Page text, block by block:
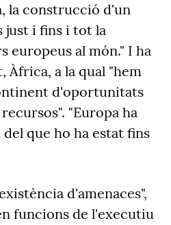
la construcció d'un
just i fins i tot la
europeus al món." I ha
Àfrica, a la qual "hem
d'oportunitats
"Europa ha
que ho ha estat fins
d'amenaces",
funcions de l'executiu